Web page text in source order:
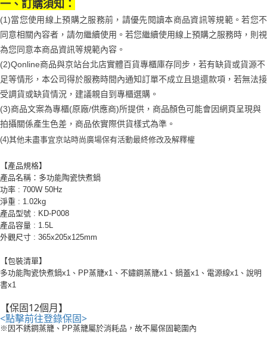
醒簡訊。
2.透過簡訊連結打開帳單後，可選擇「超商條碼／台灣大直營門市／銀行轉
帳／街口支付／iPASS MONEY」等通路繳費。
【注意事項】
用戶於交易時，得透過本服務購買商品或服務，並由商店將買賣／分期付款
買賣價金債權讓與本公司後，依約使用本公司帳單繳交帳款。
2.基於同意付款使用「大哥付你分期」之契約關係目的，商店將以您的個人
資料（包含姓名、電話或地址）提供予台灣大哥大進項蒐集、處理及利用，
由本公司與您本人進行分期帳單所需資料之確認、核對及更正。
3.完整用戶服務條款，請詳閱以下連結：https://oppay.tw/userRule
１．於結帳方式選擇「AFTEE先享後付」後，將跳轉至「AFTEE先享後付」
結帳頁面，進行簡訊認證並確認金額後，即可完成結帳。
２．訂單成立數日內，您將收到繳費通知簡訊。
３．收到繳費通知簡訊後14天內，點擊此簡訊中的連結，可透過四大超商／
ATM／網路銀行／等多元方式進行付款，方視為交易完成。
※ 請注意：結帳手續完成當下不需立刻繳費，但若您需要取消訂單，請聯絡
購買商品的店家。未經商家同意取消之訂單仍視為有效，需透過AFTEE先享
後付繳納相關費用。
※ 交易是否成功請以「AFTEE先享後付 」之結帳頁面顯示為準，若有關於
是否繳費成功／繳費後需取消欲退款等相關疑問，請聯繫「AFTEE先享後付
https://netprotections.freshdesk.com/support/home
【注意事項】
權轉讓予恩沛科技股份有限公司。
２．關於個人資料處理事宜，請瀏覽以下網址：
https://aftee.tw/terms/#terms3
３．未成年的使用者請事先徵得法定代理人或監護人之同意方可使用
「AFTEE先享後付」，若未經同意申辦者引起之損失，本公司不負相關責
任。
４．使用「AFTEE先享後付」時，將依據個別帳號之用戶狀況，依本公司即
請求用戶進行身份認證。
５．嚴禁一人註冊多個帳號或使用他人資訊註冊。若發現惡意使用之情形，
恩沛科技股份有限公司將有權停止該用戶之使用額度並採取法律行動。
京站台北店客服中心(1F星巴克旁) 即日起不提供京站紙袋，取件時
請自備購物袋，若需購買紙袋可現場詢問
免運費
一、訂購須知：
(1)當您使用線上預購之服務前，請優先閱讀本商品資訊等規範。若您不
同意相關內容者，請勿繼續使用。若您繼續使用線上預購之服務時，則視
為您同意本商品資訊等規範內容。
(2)Qonline商品與京站台北店實體百貨專櫃庫存同步，若有缺貨或貨源不
足等情形，本公司得於服務時間內通知訂單不成立且退還款項，若無法接
受調貨或缺貨情況，建議親自到專櫃選購。
(3)商品文案為專櫃(原廠/供應商)所提供，商品顏色可能會因網頁呈現與
拍攝關係產生色差，商品依實際供貨樣式為準。
(4)其他未盡事宜京站時尚廣場保有活動最終修改及解釋權
【產品規格】
產品名稱：多功能陶瓷快煮鍋
功率 : 700W 50Hz
淨重 : 1.02kg
產品型號 : KD-P008
產品容量 : 1.5L
外觀尺寸 : 365x205x125mm
【包裝清單】
多功能陶瓷快煮鍋x1、PP蒸籠x1、不鏽鋼蒸籠x1、鍋蓋x1、電源線x1、說明
書x1
【保固12個月】
<點擊前往登錄保固>
※因不銹鋼蒸籠、PP蒸籠屬於消耗品，故不屬保固範圍內